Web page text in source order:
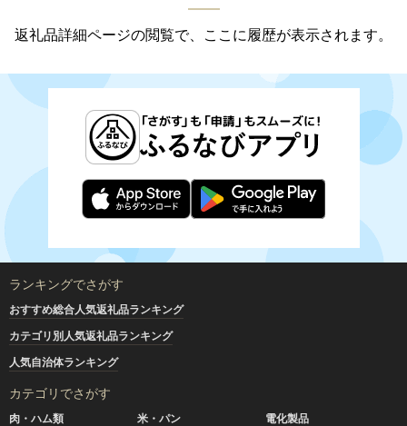
返礼品詳細ページの閲覧で、ここに履歴が表示されます。
ランキングでさがす
おすすめ総合人気返礼品ランキング
カテゴリ別人気返礼品ランキング
人気自治体ランキング
カテゴリでさがす
肉・ハム類 米・パン
電化製品